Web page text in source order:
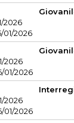
2026
01/2026
2026
01/2026
2026
01/2026